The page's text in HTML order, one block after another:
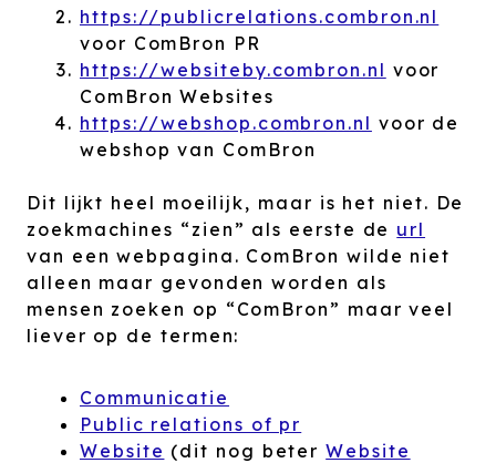
https://publicrelations.combron.nl
voor ComBron PR
https://websiteby.combron.nl voor
ComBron Websites
https://webshop.combron.nl voor de
webshop van ComBron
Dit lijkt heel moeilijk, maar is het niet. De
zoekmachines “zien” als eerste de url
van een webpagina. ComBron wilde niet
alleen maar gevonden worden als
mensen zoeken op “ComBron” maar veel
liever op de termen:
Communicatie
Public relations of pr
Website (dit nog beterWebsite